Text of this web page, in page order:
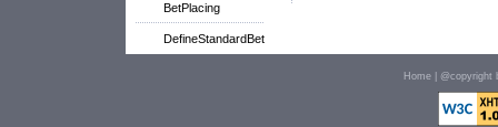
BetPlacing
DefineStandardBet
Home |